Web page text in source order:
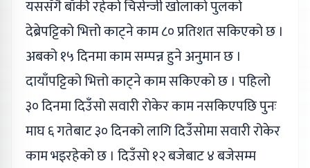
यससँगै बाँकी रहेको चिसेन्जी खोलाको पुलको
देब्रेपट्टिको भित्तो काट्ने काम ८० प्रतिशत सकिएको छ ।
अबको १५ दिनमा काम सम्पन्न हुने अनुमान छ ।
दायाँपट्टिको भित्तो काट्ने काम सकिएको छ । पहिलो
३० दिनमा दिउँसो सवारी रोकेर काम नसकिएपछि पुनः
माघ ६ गतेबाट ३० दिनको लागि दिउँसोमा सवारी रोकेर
काम भइरहेको छ । दिउँसो १२ बजेबाट ४ बजेसम्म